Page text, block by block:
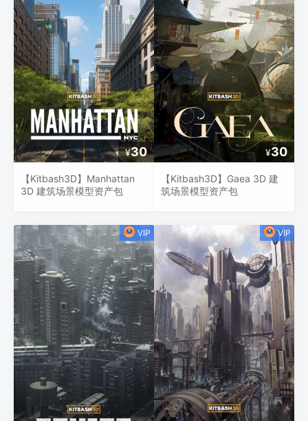
¥30
【Kitbash3D】Manhattan
3D 建筑场景模型资产包
¥30
【Kitbash3D】Gaea 3D 建
筑场景模型资产包